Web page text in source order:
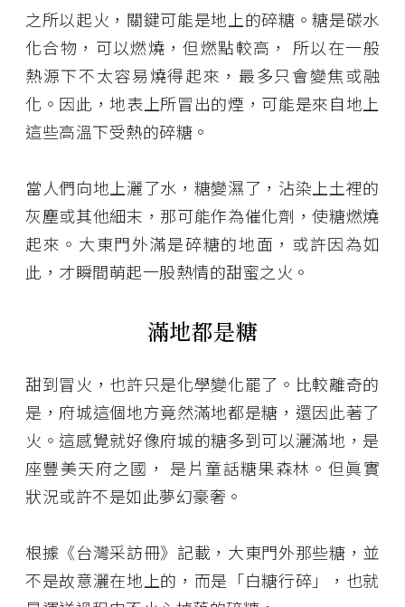
之所以起火，關鍵可能是地上的碎糖。糖是碳水
化合物，可以燃燒，但燃點較高， 所以在一般
熱源下不太容易燒得起來，最多只會變焦或融
化。因此，地表上所冒出的煙，可能是來自地上
這些高溫下受熱的碎糖。
當人們向地上灑了水，糖變濕了，沾染上土裡的
灰塵或其他細末，那可能作為催化劑，使糖燃燒
起來。大東門外滿是碎糖的地面，或許因為如
此，才瞬間萌起一股熱情的甜蜜之火。
滿地都是糖
甜到冒火，也許只是化學變化罷了。比較離奇的
是，府城這個地方竟然滿地都是糖，還因此著了
火。這感覺就好像府城的糖多到可以灑滿地，是
座豐美天府之國， 是片童話糖果森林。但眞實
狀況或許不是如此夢幻豪奢。
根據《台灣采訪冊》記載，大東門外那些糖，並
不是故意灑在地上的，而是「白糖行碎」，也就